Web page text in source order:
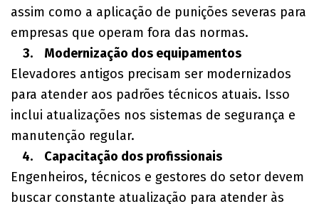
assim como a aplicação de punições severas para
empresas que operam fora das normas.
3. Modernização dos equipamentos
Elevadores antigos precisam ser modernizados
para atender aos padrões técnicos atuais. Isso
inclui atualizações nos sistemas de segurança e
manutenção regular.
4. Capacitação dos profissionais
Engenheiros, técnicos e gestores do setor devem
buscar constante atualização para atender às